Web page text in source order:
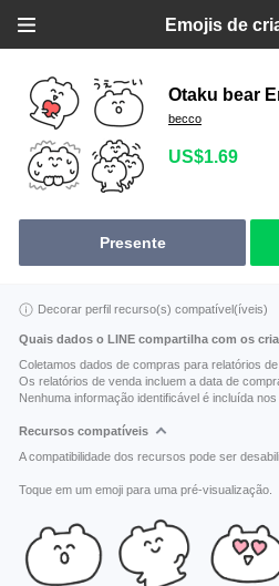
Emojis de
Otaku bear
becco
US$1.69
Presente
Decorar perfil recurso(s) compatível(íveis)
Quais dados o LINE compartilha com os
Coletamos dados de compras para relatórios
Os relatórios de venda incluem a data de
Nenhuma informação identificável é incluída nos
Recursos compatíveis
A compatibilidade dos recursos pode ser
Toque em um emoji para uma pré-visualização.